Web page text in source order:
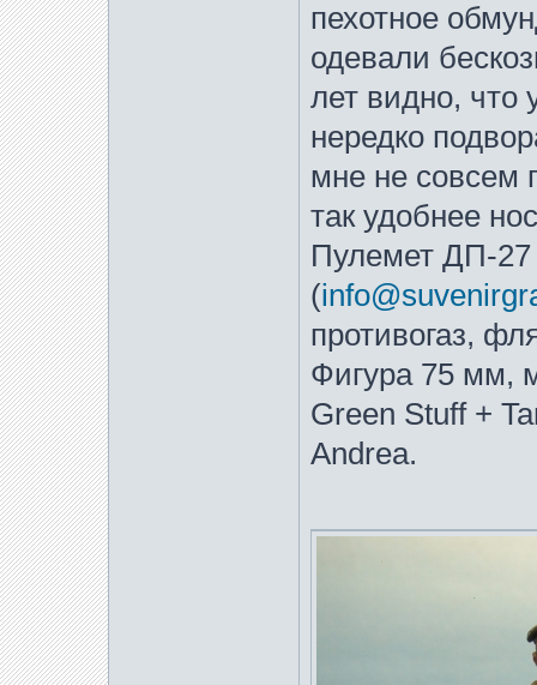
пехотное
одевали
лет видно, что
нередко
мне не совсем
так удобнее
Пулемет ДП-27
(
противогаз,
Фигура 75 мм,
Green Stuff +
Andrea.